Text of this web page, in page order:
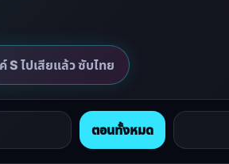
ไปเสียแล้ว ซับไทย
ตอนทั้งหมด